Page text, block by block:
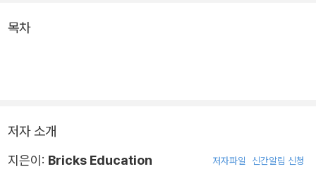
목차
저자 소개
지은이: Bricks Education 저자파일 신간알림 신청